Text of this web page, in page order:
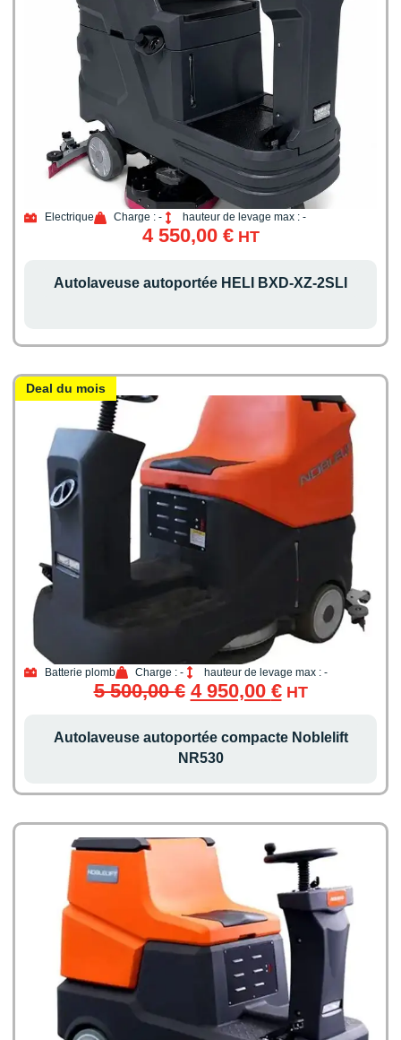
Electrique Charge : - hauteur de levage max : -
4 550,00 €HT
Autolaveuse autoportée HELI BXD-XZ-2SLI
Deal du mois
Batterie plomb Charge : - hauteur de levage max : -
5 500,00€ 4 950,00 €HT
Autolaveuse autoportée compacte Noblelift
NR530